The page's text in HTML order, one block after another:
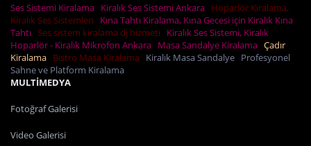
Ses Sistemi Kiralama Kiralık Ses Sistemi Ankara Hoparlör Kiralama,
Kiralık Ses Sistemleri
Kına Tahtı Kiralama, Kına Gecesi için Kiralık Kına
Tahtı Ses sistem kiralama dj hizmeti
Kiralık Ses Sistemi, Kiralık
Hoparlör - Kiralık Mikrofon Ankara Masa Sandalye Kiralama Çadır
Kiralama Bistro Masa Kiralama Kiralık Masa Sandalye Profesyonel
Sahne ve Platform Kiralama
MULTİMEDYA
Fotoğraf Galerisi
Video Galerisi